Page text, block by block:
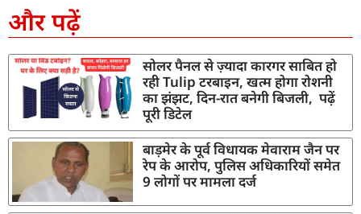
और पढ़ें
सोलर पैनल से ज़्यादा कारगर साबित हो
रही Tulip टरबाइन, खत्म होगा रोशनी
का झंझट, दिन-रात बनेगी बिजली, पढ़ें
पूरी डिटेल
बाड़मेर के पूर्व विधायक मेवाराम जैन पर
रेप के आरोप, पुलिस अधिकारियों समेत
9 लोगों पर मामला दर्ज